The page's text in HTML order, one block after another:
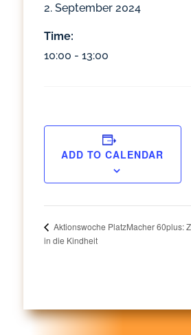
2. September 2024
Time:
10:00 - 13:00
ADD TO CALENDAR
Aktionswoche PlatzMacher 60plus:
in die Kindheit